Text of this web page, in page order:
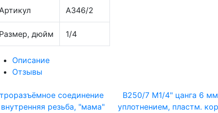
A346/2
дюйм 1/4
Описание
Отзывы
соединение
резьба, "мама"
B250/7 М1/4" цанга 6
уплотнением, пластм.